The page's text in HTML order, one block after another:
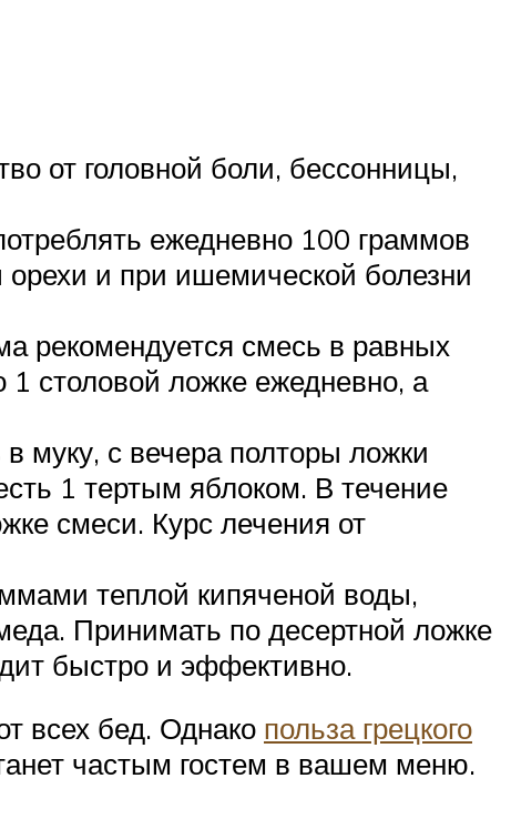
от головной боли, бессонницы,
ежедневно 100 граммов
и при ишемической болезни
рекомендуется смесь в равных
1 столовой ложке ежедневно, а
муку, с вечера полторы ложки
1 тертым яблоком. В течение
смеси. Курс лечения от
теплой кипяченой воды,
Принимать по десертной ложке
быстро и эффективно.
всех бед. Однако польза грецкого
частым гостем в вашем меню.